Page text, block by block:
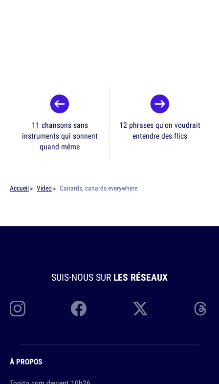
11 chansons sans
instruments qui sonnent
quand même
12 phrases qu'on voudrait
entendre des flics
Accueil Video Canards, canards everywhere
SUIS-NOUS SUR LES RÉSEAUX
À PROPOS